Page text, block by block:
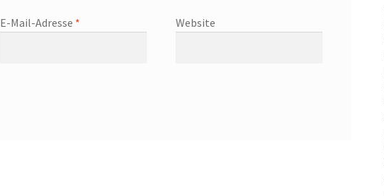
E-Mail-Adresse * Website